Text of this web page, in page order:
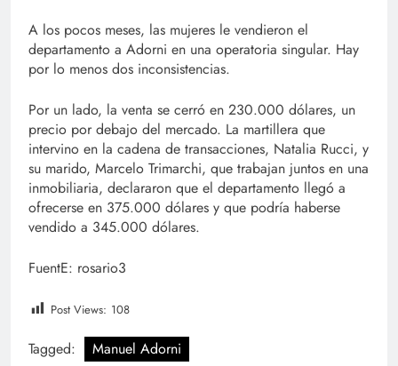
A los pocos meses, las mujeres le vendieron el
departamento a Adorni en una operatoria singular. Hay
por lo menos dos inconsistencias.
Por un lado, la venta se cerró en 230.000 dólares, un
precio por debajo del mercado. La martillera que
intervino en la cadena de transacciones, Natalia Rucci, y
su marido, Marcelo Trimarchi, que trabajan juntos en una
inmobiliaria, declararon que el departamento llegó a
ofrecerse en 375.000 dólares y que podría haberse
vendido a 345.000 dólares.
FuentE: rosario3
Post Views: 108
Tagged: Manuel Adorni